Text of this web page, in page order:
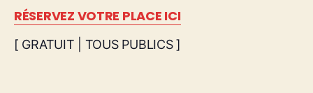
RÉSERVEZ VOTRE PLACE ICI
[ GRATUIT | TOUS PUBLICS ]